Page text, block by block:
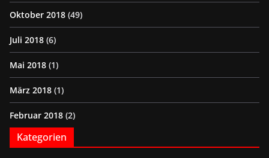
Oktober 2018 (49)
Juli 2018 (6)
Mai 2018 (1)
März 2018 (1)
Februar 2018 (2)
Kategorien